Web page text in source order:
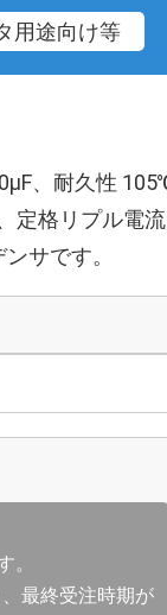
用途向け等
、耐久性
定格リプル電流
サです。
。
最終受注時期が